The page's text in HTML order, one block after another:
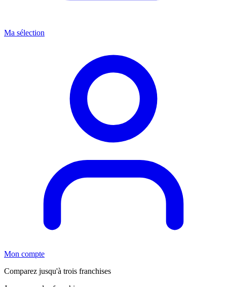
Ma sélection
Mon compte
Comparez jusqu'à trois franchises